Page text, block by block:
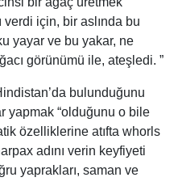
yaprakları, saman ve
söylüyor Glaesum ,
filosuna komuta zaman
barbarlar tarafından
adı birine verdi”. Bu